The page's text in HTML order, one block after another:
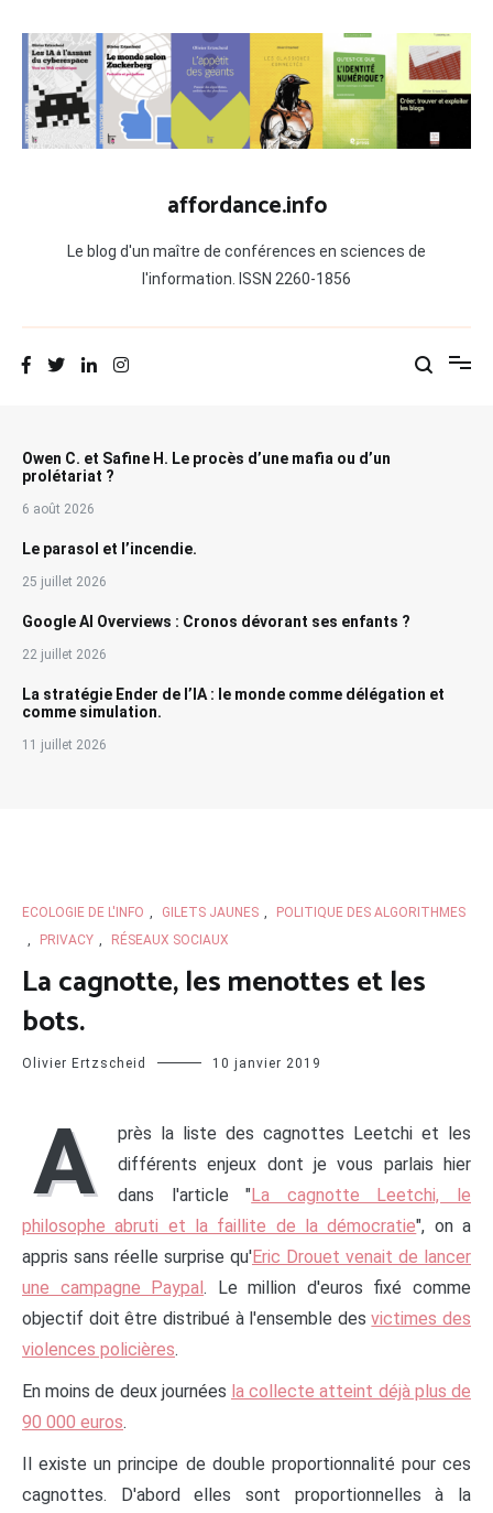
contenu
affordance.info
Le blog d'un maître de conférences en sciences de
l'information. ISSN 2260-1856
Owen C. et Safine H. Le procès d’une mafia ou d’un
prolétariat ?
6 août 2026
Le parasol et l’incendie.
25 juillet 2026
Google AI Overviews : Cronos dévorant ses enfants ?
22 juillet 2026
La stratégie Ender de l’IA : le monde comme délégation et
comme simulation.
11 juillet 2026
ECOLOGIE DE L'INFO GILETS JAUNES
POLITIQUE DES ALGORITHMES
PRIVACY RÉSEAUX SOCIAUX
La cagnotte, les menottes et les
bots.
Olivier Ertzscheid 10 janvier 2019
A
près la liste des cagnottes Leetchi et les
différents enjeux dont je vous parlais hier
dans l'article "La cagnotte Leetchi, le
philosophe abruti et la faillite de la démocratie", on a
appris sans réelle surprise qu'Eric Drouet venait de lancer
une campagne Paypal. Le million d'euros fixé comme
objectif doit être distribué à l'ensemble desvictimes des
violences policières.
En moins de deux journées la collecte atteint déjà plus de
90 000 euros.
Il existe un principe de double proportionnalité pour ces
cagnottes. D'abord elles sont proportionnelles à la